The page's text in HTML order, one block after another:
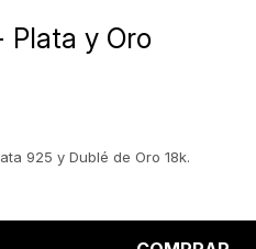
Plata y Oro
925 y Dublé de Oro 18k.